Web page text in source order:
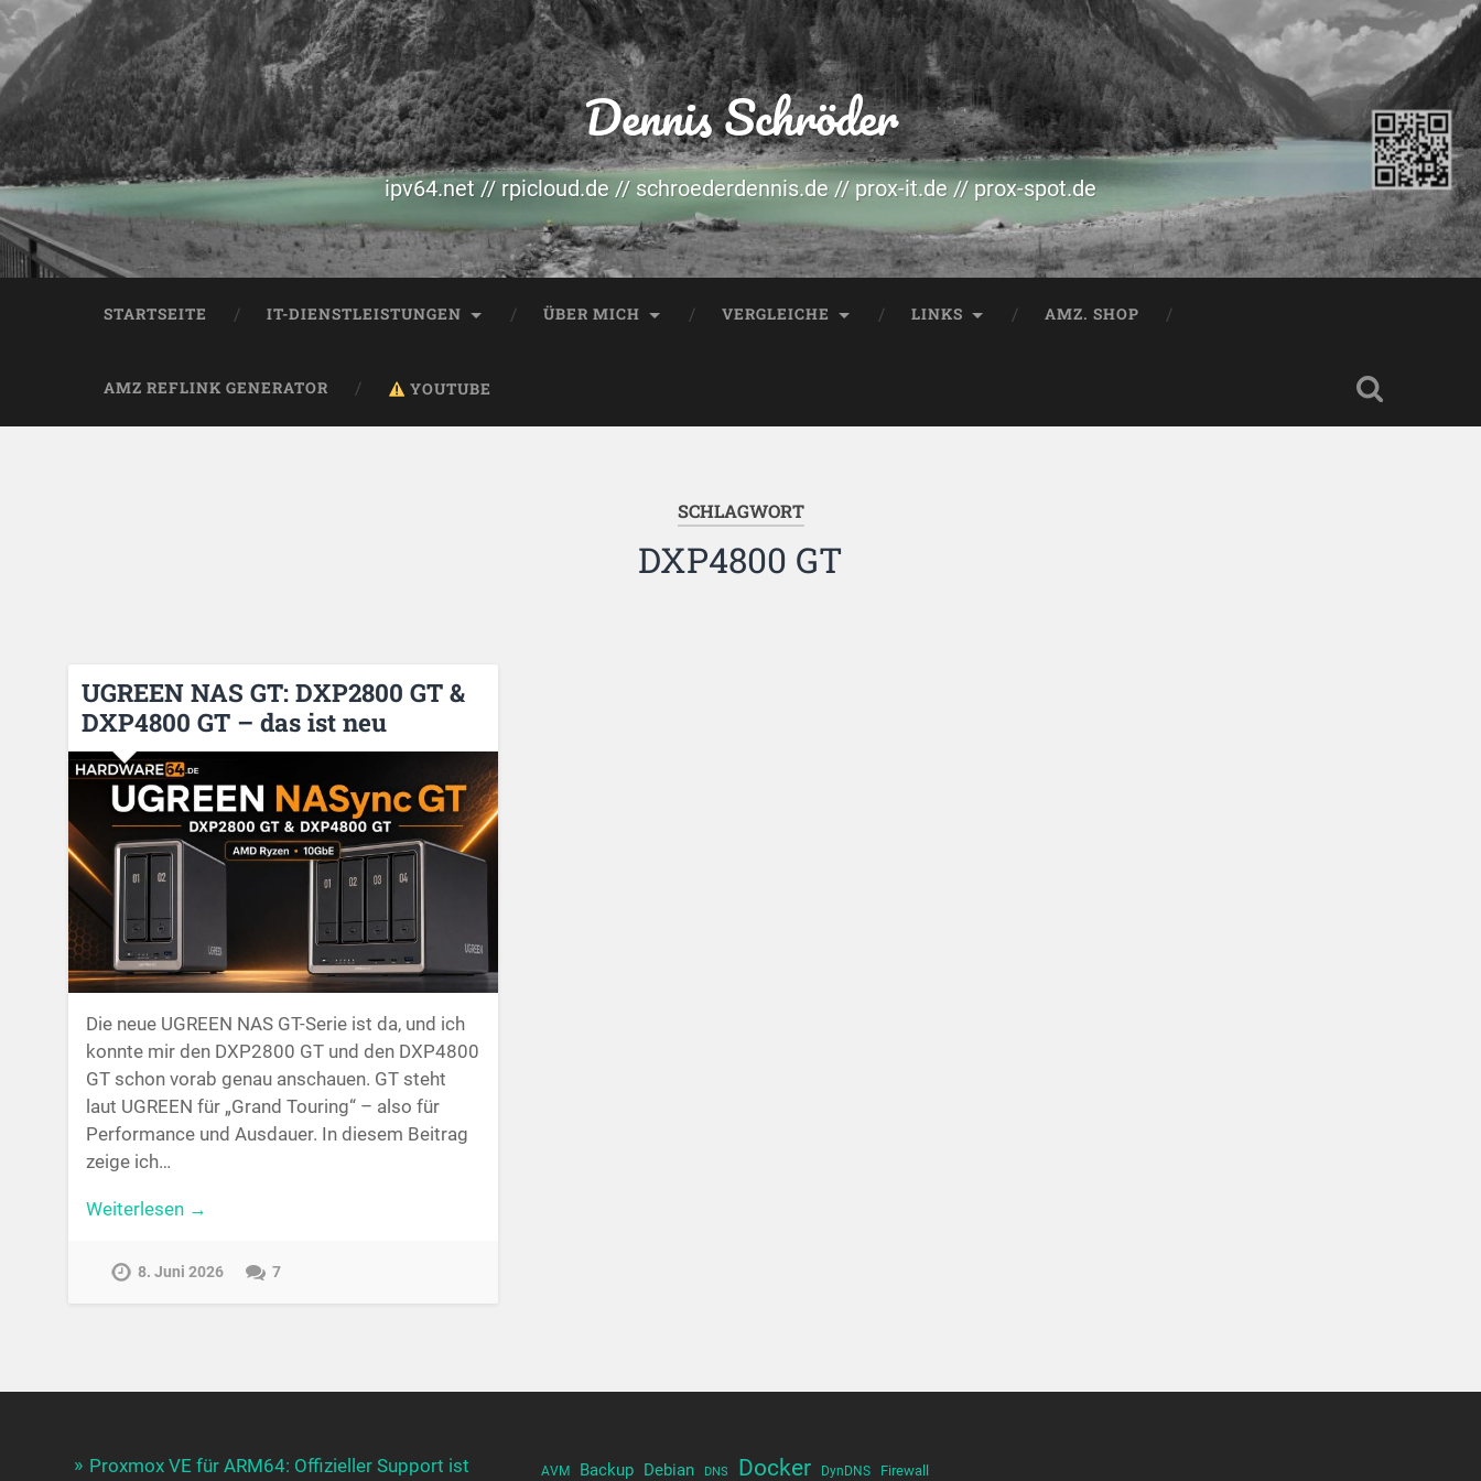
Dennis Schröder
ipv64.net // rpicloud.de // schroederdennis.de // prox-it.de // prox-spot.de
STARTSEITE IT-DIENSTLEISTUNGEN ÜBER MICH VERGLEICHE LINKS AMZ. SHOP
AMZ REFLINK GENERATOR YOUTUBE
SCHLAGWORT
DXP4800 GT
UGREEN NAS GT: DXP2800 GT &
DXP4800 GT – das ist neu
Die neue UGREEN NAS GT-Serie ist da, und ich
konnte mir den DXP2800 GT und den DXP4800
GT schon vorab genau anschauen. GT steht
laut UGREEN für „Grand Touring“ – also für
Performance und Ausdauer. In diesem Beitrag
zeige ich…
Weiterlesen →
8. Juni 2026 7
Proxmox VE für ARM64: Offizieller Support ist
AVM Backup Debian DNS Docker DynDNS Firewall